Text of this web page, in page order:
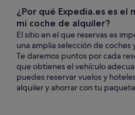
¿Por qué Expedia.es es el
mi coche de alquiler?
El sitio en el que reservas es
una amplia selección de coches
Te daremos puntos por cada
que obtienes el vehículo
puedes reservar vuelos y
alquiler y ahorrar con tu